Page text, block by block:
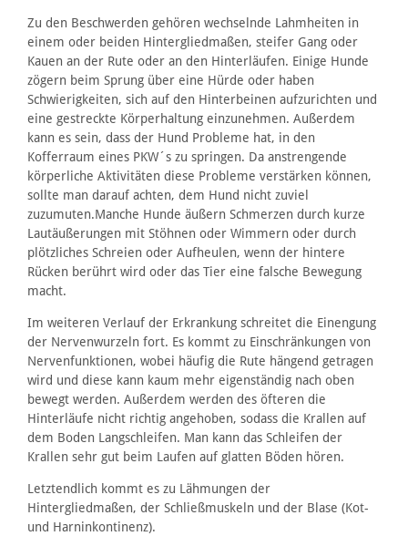
Zu den Beschwerden gehören wechselnde Lahmheiten in
einem oder beiden Hintergliedmaßen, steifer Gang oder
Kauen an der Rute oder an den Hinterläufen. Einige Hunde
zögern beim Sprung über eine Hürde oder haben
Schwierigkeiten, sich auf den Hinterbeinen aufzurichten und
eine gestreckte Körperhaltung einzunehmen. Außerdem
kann es sein, dass der Hund Probleme hat, in den
Kofferraum eines PKW´s zu springen. Da anstrengende
körperliche Aktivitäten diese Probleme verstärken können,
sollte man darauf achten, dem Hund nicht zuviel
zuzumuten.Manche Hunde äußern Schmerzen durch kurze
Lautäußerungen mit Stöhnen oder Wimmern oder durch
plötzliches Schreien oder Aufheulen, wenn der hintere
Rücken berührt wird oder das Tier eine falsche Bewegung
macht.
Im weiteren Verlauf der Erkrankung schreitet die Einengung
der Nervenwurzeln fort. Es kommt zu Einschränkungen von
Nervenfunktionen, wobei häufig die Rute hängend getragen
wird und diese kann kaum mehr eigenständig nach oben
bewegt werden. Außerdem werden des öfteren die
Hinterläufe nicht richtig angehoben, sodass die Krallen auf
dem Boden Langschleifen. Man kann das Schleifen der
Krallen sehr gut beim Laufen auf glatten Böden hören.
Letztendlich kommt es zu Lähmungen der
Hintergliedmaßen, der Schließmuskeln und der Blase (Kot-
und Harninkontinenz).